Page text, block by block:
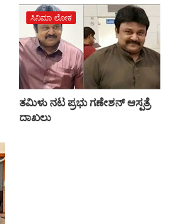
ಸಿನಿಮಾ ಲೋಕ
ತಮಿಳು ನಟ ಪ್ರಭು ಗಣೇಶನ್ ಆಸ್ಪತ್ರೆ
ದಾಖಲು